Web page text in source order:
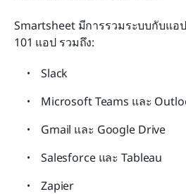
Smartsheet มีการรวมระบบกับแ
101 แอป รวมถึง:
Slack
Microsoft Teams และ
Gmail และ Google Drive
Salesforce และ Tableau
Zapier